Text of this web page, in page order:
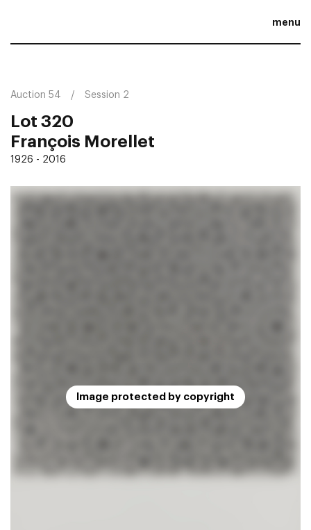
menu
Auction 54 Session 2
Lot 320
François Morellet
1926 - 2016
Image protected by copyright